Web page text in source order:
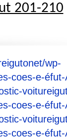
201-210
wp-
coes-e-
coes-e-
coes-e-